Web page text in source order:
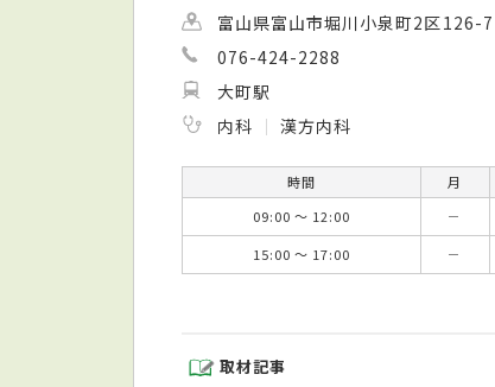
富山県富山市堀川小泉町2区126-7
076-424-2288
大町駅
内科
漢方内科
時間 月
09:00 ～ 12:00
－
15:00 ～ 17:00
－
取材記事